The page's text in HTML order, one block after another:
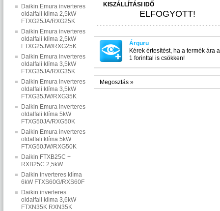
Daikin Emura inverteres
oldalfali klíma 2,5kW
FTXG25JA/RXG25K
Daikin Emura inverteres
oldalfali klíma 2,5kW
FTXG25JW/RXG25K
Daikin Emura inverteres
oldalfali klíma 3,5kW
FTXG35JA/RXG35K
Daikin Emura inverteres
oldalfali klíma 3,5kW
FTXG35JW/RXG35K
Daikin Emura inverteres
oldalfali klíma 5kW
FTXG50JA/RXG50K
Daikin Emura inverteres
oldalfali klíma 5kW
FTXG50JW/RXG50K
Daikin FTXB25C +
RXB25C 2,5kW
Daikin inverteres klíma
6kW FTXS60G/RXS60F
Daikin inverteres
oldalfali klíma 3,6kW
FTXN35K RXN35K
KISZÁLLÍTÁSI IDŐ
ELFOGYOTT!
Árguru
Kérek értesítést, ha a termék ára
1 forinttal is csökken!
Megosztás »